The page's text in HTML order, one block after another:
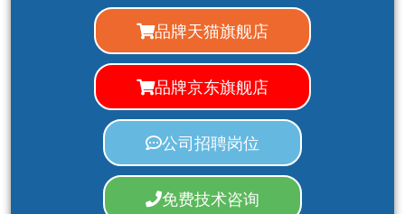
品牌天猫旗舰店
品牌京东旗舰店
公司招聘岗位
免费技术咨询